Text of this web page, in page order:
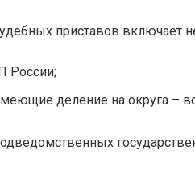
приставов включает
России;
деление на округа –